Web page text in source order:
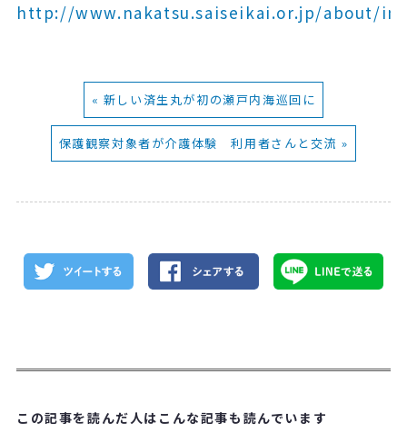
http://www.nakatsu.saiseikai.or.jp/about/
« 新しい済生丸が初の瀬戸内海巡回に
保護観察対象者が介護体験 利用者さんと交流 »
この記事を読んだ人はこんな記事も読んでいます